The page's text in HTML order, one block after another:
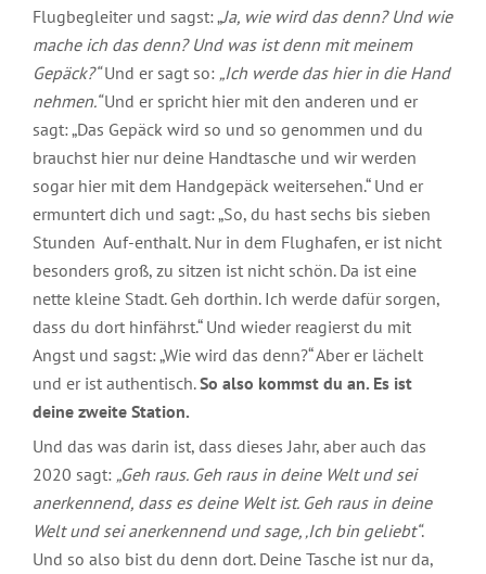
Flugbegleiter und sagst: „Ja, wie wird das denn? Und wie
mache ich das denn? Und was ist denn mit meinem
Gepäck?“Und er sagt so: „Ich werde das hier in die Hand
nehmen.“Und er spricht hier mit den anderen und er
sagt: „Das Gepäck wird so und so genommen und du
brauchst hier nur deine Handtasche und wir werden
sogar hier mit dem Handgepäck weitersehen.“ Und er
ermuntert dich und sagt: „So, du hast sechs bis sieben
Stunden Auf-enthalt. Nur in dem Flughafen, er ist nicht
besonders groß, zu sitzen ist nicht schön. Da ist eine
nette kleine Stadt. Geh dorthin. Ich werde dafür sorgen,
dass du dort hinfährst.“ Und wieder reagierst du mit
Angst und sagst: „Wie wird das denn?“ Aber er lächelt
und er ist authentisch.So also kommst du an. Es ist
deine zweite Station.
Und das was darin ist, dass dieses Jahr, aber auch das
2020 sagt: „Geh raus. Geh raus in deine Welt und sei
anerkennend, dass es deine Welt ist. Geh raus in deine
Welt und sei anerkennend und sage, ‚Ich bin geliebt“.
Und so also bist du denn dort. Deine Tasche ist nur da,